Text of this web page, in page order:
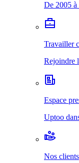
De 2005
Travailler
Rejoindre
Espace
Uptoo
Nos clients